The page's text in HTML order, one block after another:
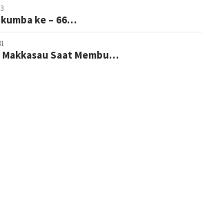
ke – 66…
Saat Membu…